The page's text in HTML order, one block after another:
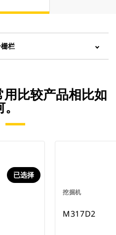
栅栏
用比较产品相比如
已选择
挖掘机
M317D2